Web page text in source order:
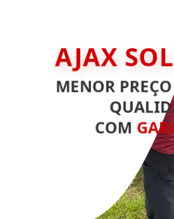
AJAX
MENOR
COM